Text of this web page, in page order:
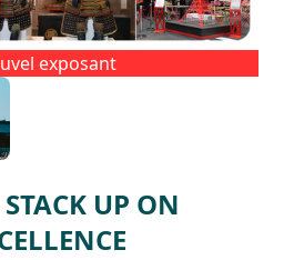
Facebook
Instagram
exposant
STACK UP ON